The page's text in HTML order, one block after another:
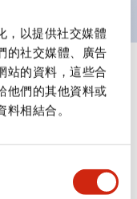
，以提供社交媒體
的社交媒體、廣告
站的資料，這些合
他們的其他資料或
相結合。
顯示全部